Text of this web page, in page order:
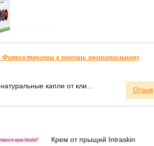
в помощь эмоциональному
капли от кли... Отзыв
Крем от прыщей Intraskin